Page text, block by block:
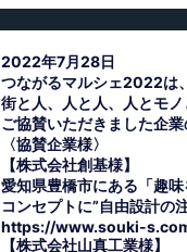
2022年7月28日
つながるマルシェ2022は、
街と人、人と人、人とモ
ご協賛いただきました企
〈協賛企業様〉
【株式会社創基様】
愛知県豊橋市にある「趣
コンセプトに”自由設計の
https://www.souki-
【株式会社山真工業様】